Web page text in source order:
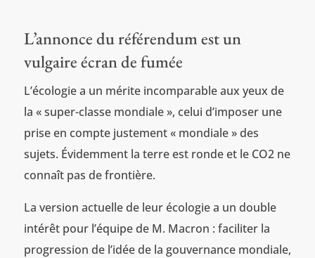
L’annonce du référendum est un
vulgaire écran de fumée
L’écologie a un mérite incomparable aux yeux de
la « super-classe mondiale », celui d’imposer une
prise en compte justement « mondiale » des
sujets. Évidemment la terre est ronde et le CO2 ne
connaît pas de frontière.
La version actuelle de leur écologie a un double
intérêt pour l’équipe de M. Macron : faciliter la
progression de l’idée de la gouvernance mondiale,